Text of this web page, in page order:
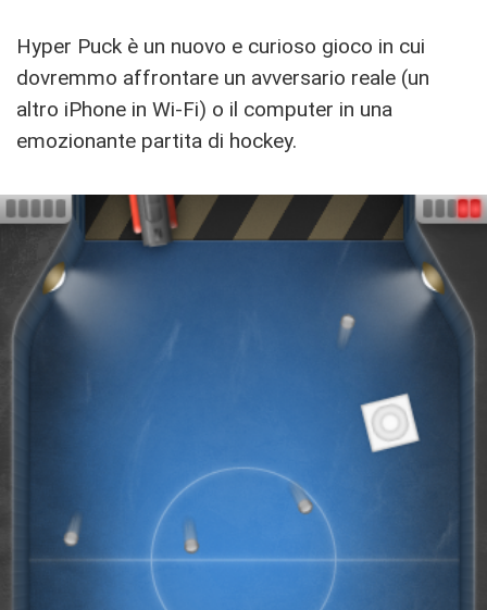
Hyper Puck è un nuovo e curioso gioco in cui
dovremmo affrontare un avversario reale (un
altro iPhone in Wi-Fi) o il computer in una
emozionante partita di hockey.